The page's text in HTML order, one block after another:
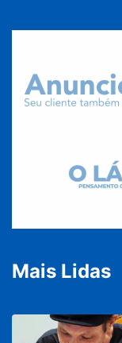
Mais Lidas